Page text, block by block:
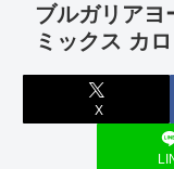
ブルガリア
ミックス カ
X